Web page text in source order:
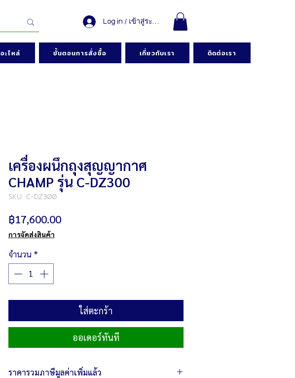
Log in / เข้าสู่ระบบ
อะไหล่ ขั้นตอนการสั่งซื้อ เกี่ยวกับเรา ติดต่อเรา
เครื่องผนึกถุงสุญญากาศ
CHAMP รุ่น C-DZ300
SKU: C-DZ300
฿17,600.00ราคา
การจัดส่งสินค้า
จำนวน *
ใส่ตะกร้า
ออเดอร์ทันที
ราคารวมภาษีมูลค่าเพิ่มแล้ว